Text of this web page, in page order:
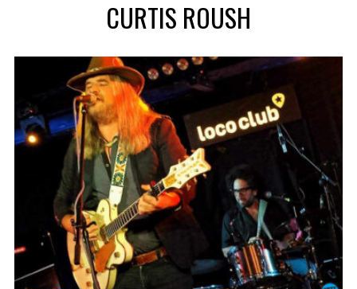
CURTIS ROUSH